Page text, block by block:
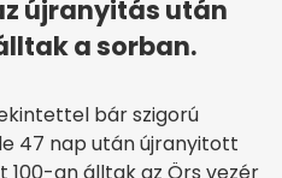
újranyitás után
a sorban.
bár szigorú
47 nap után újranyitott